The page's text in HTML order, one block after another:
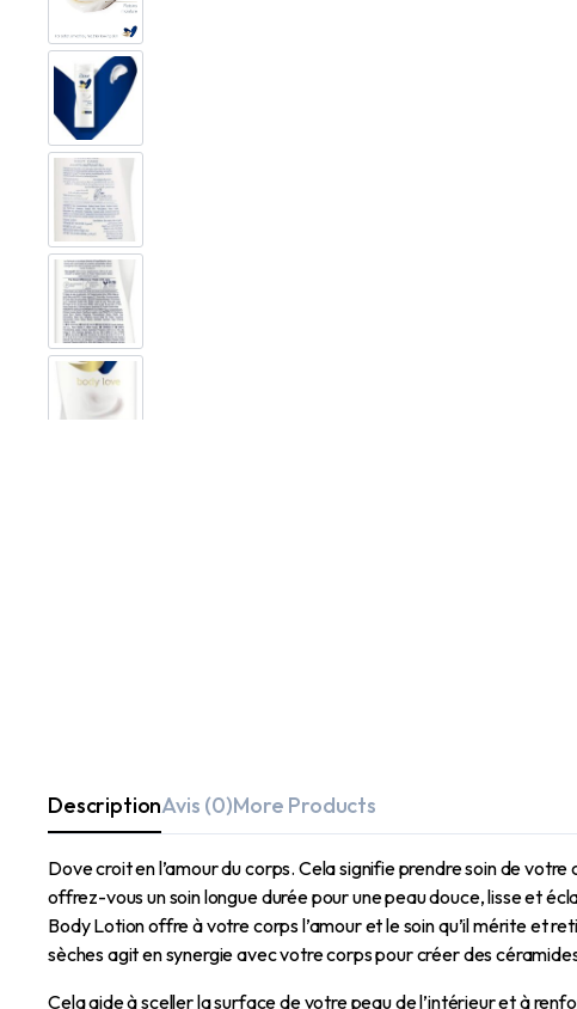
DescriptionAvis (0)More Products
Dove croit en l’amour du corps. Cela signifie prendre soin de
offrez-vous un soin longue durée pour une peau douce, lisse et
Body Lotion offre à votre corps l’amour et le soin qu’il mérite et
sèches agit en synergie avec votre corps pour créer des
Cela aide à sceller la surface de votre peau de l’intérieur et à